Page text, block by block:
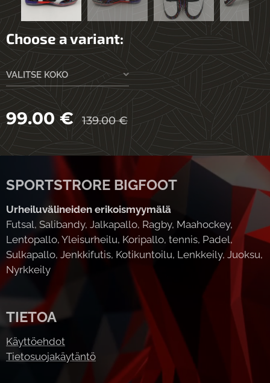
Choose a variant:
VALITSE KOKO
99.00 € 139.00€
SPORTSTRORE BIGFOOT
Urheiluvälineiden erikoismyymälä
Futsal, Salibandy, Jalkapallo, Ragby, Maahockey,
Lentopallo, Yleisurheilu, Koripallo, tennis, Padel,
Sulkapallo, Jenkkifutis, Kotikuntoilu, Lenkkeily, Juoksu,
Nyrkkeily
TIETOA
Käyttöehdot
Tietosuojakäytäntö